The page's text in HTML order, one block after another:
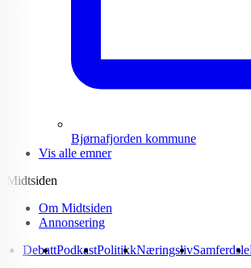
Bjørnafjorden kommune
Vis alle emner
Midtsiden
Om Midtsiden
Annonsering
DebattPodkastPolitikkNæringslivSamferdsle